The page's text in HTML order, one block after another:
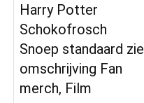
Harry Potter
Schokofrosch
Snoep standaard zie
omschrijving Fan
merch, Film